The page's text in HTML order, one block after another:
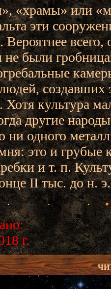
«храмы» или
эти
Вероятнее
были
Хотя культура
другие
ни одного
это и
и т. п.
II тыс. до н. э.
г.